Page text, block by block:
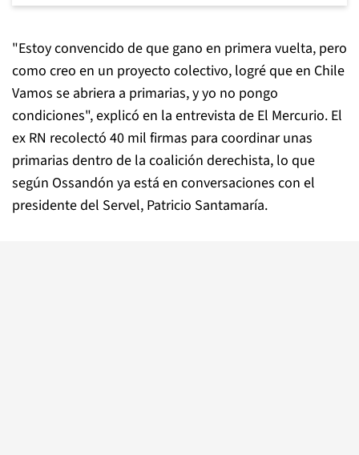
"Estoy convencido de que gano en primera vuelta, pero
como creo en un proyecto colectivo, logré que en Chile
Vamos se abriera a primarias, y yo no pongo
condiciones", explicó en la entrevista de El Mercurio. El
ex RN recolectó 40 mil firmas para coordinar unas
primarias dentro de la coalición derechista, lo que
según Ossandón ya está en conversaciones con el
presidente del Servel, Patricio Santamaría.